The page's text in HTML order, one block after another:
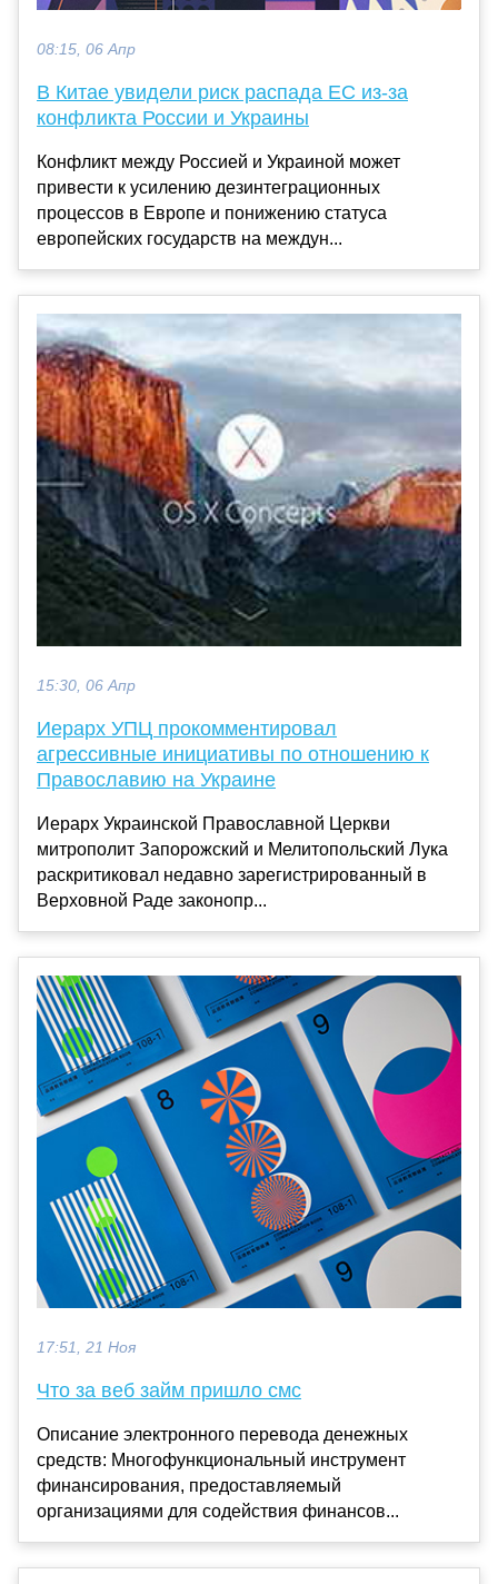
08:15, 06 Апр
В Китае увидели риск распада ЕС из-за
конфликта России и Украины
Конфликт между Россией и Украиной может
привести к усилению дезинтеграционных
процессов в Европе и понижению статуса
европейских государств на междун...
15:30, 06 Апр
Иерарх УПЦ прокомментировал
агрессивные инициативы по отношению к
Православию на Украине
Иерарх Украинской Православной Церкви
митрополит Запорожский и Мелитопольский Лука
раскритиковал недавно зарегистрированный в
Верховной Раде законопр...
17:51, 21 Ноя
Что за веб займ пришло смс
Описание электронного перевода денежных
средств: Многофункциональный инструмент
финансирования, предоставляемый
организациями для содействия финансов...